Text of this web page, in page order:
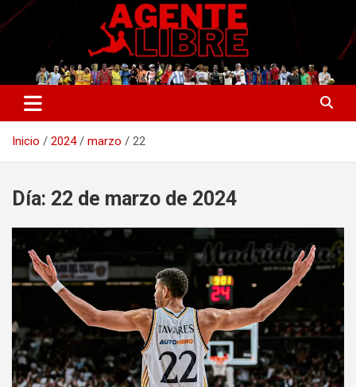
Saltar
al
Agente Libre Digital
La nueva generación del periodismo deportivo.
Inicio 2024 marzo 22
Día: 22 de marzo de 2024